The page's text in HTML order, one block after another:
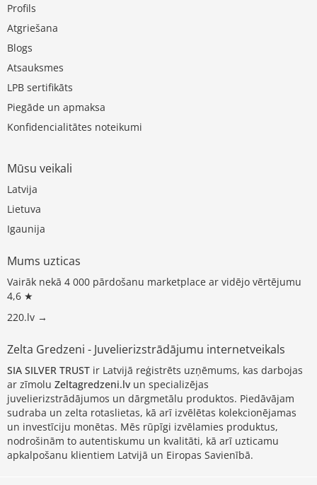
Profils
Atgriešana
Blogs
Atsauksmes
LPB sertifikāts
Piegāde un apmaksa
Konfidencialitātes noteikumi
Mūsu veikali
Latvija
Lietuva
Igaunija
Mums uzticas
Vairāk nekā 4 000 pārdošanu marketplace ar vidējo vērtējumu
4,6 ★
220.lv →
Zelta Gredzeni - Juvelierizstrādājumu internetveikals
SIA SILVER TRUST ir Latvijā reģistrēts uzņēmums, kas darbojas
ar zīmolu Zeltagredzeni.lv un specializējas
juvelierizstrādājumos un dārgmetālu produktos. Piedāvājam
sudraba un zelta rotaslietas, kā arī izvēlētas kolekcionējamas
un investīciju monētas. Mēs rūpīgi izvēlamies produktus,
nodrošinām to autentiskumu un kvalitāti, kā arī uzticamu
apkalpošanu klientiem Latvijā un Eiropas Savienībā.